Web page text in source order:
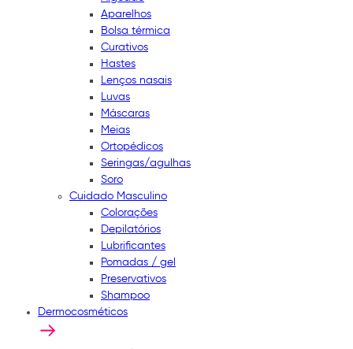
Aparelhos
Bolsa térmica
Curativos
Hastes
Lenços nasais
Luvas
Máscaras
Meias
Ortopédicos
Seringas/agulhas
Soro
Cuidado Masculino
Colorações
Depilatórios
Lubrificantes
Pomadas / gel
Preservativos
Shampoo
Dermocosméticos